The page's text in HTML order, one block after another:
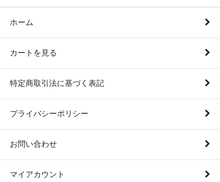
ホーム
カートを見る
特定商取引法に基づく表記
プライバシーポリシー
お問い合わせ
マイアカウント